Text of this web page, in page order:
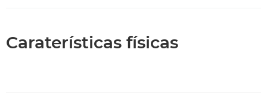
Caraterísticas físicas